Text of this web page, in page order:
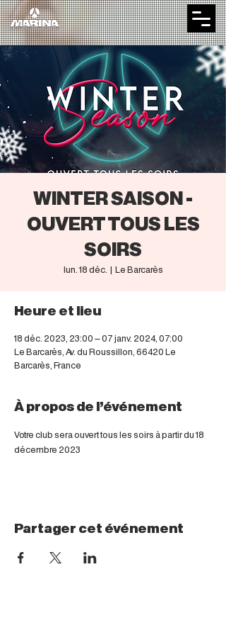
WINTER SAISON -
OUVERT TOUS LES
SOIRS
lun. 18 déc. Le Barcarès
Heure et lieu
18 déc. 2023, 23:00 – 07 janv. 2024, 07:00
Le Barcarès, Av. du Roussillon, 66420 Le
Barcarès, France
À propos de l'événement
Votre club sera ouvert tous les soirs à partir du 18
décembre 2023
Partager cet événement